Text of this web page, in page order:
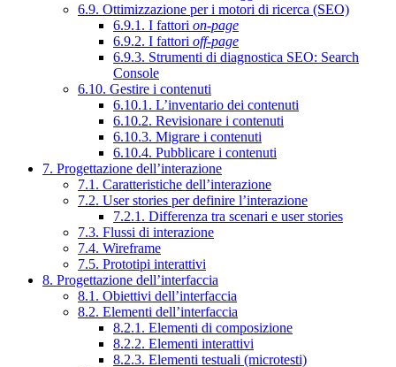
6.9. Ottimizzazione per i motori di ricerca (SEO)
6.9.1. I fattori on-page
6.9.2. I fattori off-page
6.9.3. Strumenti di diagnostica SEO: Search
Console
6.10. Gestire i contenuti
6.10.1. L’inventario dei contenuti
6.10.2. Revisionare i contenuti
6.10.3. Migrare i contenuti
6.10.4. Pubblicare i contenuti
7. Progettazione dell’interazione
7.1. Caratteristiche dell’interazione
7.2. User stories per definire l’interazione
7.2.1. Differenza tra scenari e user stories
7.3. Flussi di interazione
7.4. Wireframe
7.5. Prototipi interattivi
8. Progettazione dell’interfaccia
8.1. Obiettivi dell’interfaccia
8.2. Elementi dell’interfaccia
8.2.1. Elementi di composizione
8.2.2. Elementi interattivi
8.2.3. Elementi testuali (microtesti)